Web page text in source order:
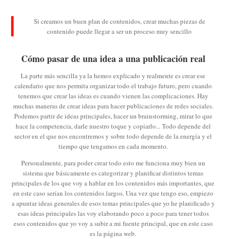
Si creamos un buen plan de contenidos, crear muchas piezas de
contenido puede llegar a ser un proceso muy sencillo
Cómo pasar de una idea a una publicación real
La parte más sencilla ya la hemos explicado y realmente es crear ese
calendario que nos permita organizar todo el trabajo futuro, pero cuando
tenemos que crear las ideas es cuando vienen las complicaciones. Hay
muchas maneras de crear ideas para hacer publicaciones de redes sociales.
Podemos partir de ideas principales, hacer un brainstorming, mirar lo que
hace la competencia, darle nuestro toque y copiarlo... Todo depende del
sector en el que nos encontremos y sobre todo depende de la energía y el
tiempo que tengamos en cada momento.
Personalmente, para poder crear todo esto me funciona muy bien un
sistema que básicamente es categorizar y planificar distintos temas
principales de los que voy a hablar en los contenidos más importantes, que
en este caso serían los contenidos largos. Una vez que tengo eso, empiezo
a apuntar ideas generales de esos temas principales que yo he planificado y
esas ideas principales las voy elaborando poco a poco para tener todos
esos contenidos que yo voy a subir a mi fuente principal, que en este caso
es la página web.